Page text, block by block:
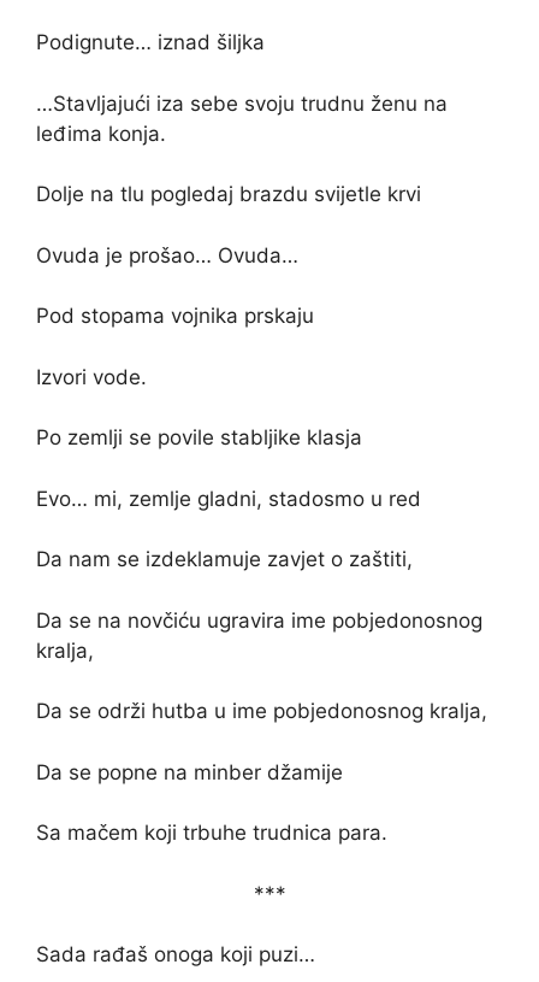
Podignute… iznad šiljka
…Stavljajući iza sebe svoju trudnu ženu na
leđima konja.
Dolje na tlu pogledaj brazdu svijetle krvi
Ovuda je prošao… Ovuda…
Pod stopama vojnika prskaju
Izvori vode.
Po zemlji se povile stabljike klasja
Evo… mi, zemlje gladni, stadosmo u red
Da nam se izdeklamuje zavjet o zaštiti,
Da se na novčiću ugravira ime pobjedonosnog
kralja,
Da se održi hutba u ime pobjedonosnog kralja,
Da se popne na minber džamije
Sa mačem koji trbuhe trudnica para.
***
Sada rađaš onoga koji puzi…